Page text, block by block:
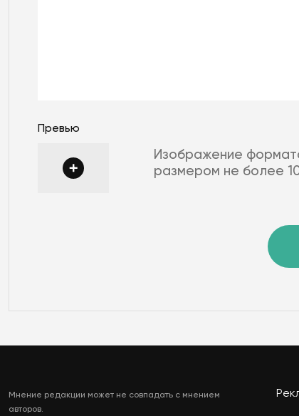
Превью
Изображение
размером не более
Мнение редакции может не совпадать с мнением
авторов.